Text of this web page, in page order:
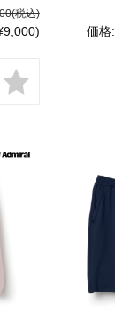
(税込)
価格: